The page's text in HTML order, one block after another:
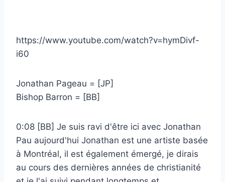
https://www.youtube.com/watch?v=hymDivf-
i60
Jonathan Pageau = [JP]
Bishop Barron = [BB]
0:08 [BB] Je suis ravi d'être ici avec Jonathan
Pau aujourd'hui Jonathan est une artiste basée
à Montréal, il est également émergé, je dirais
au cours des dernières années de christianité